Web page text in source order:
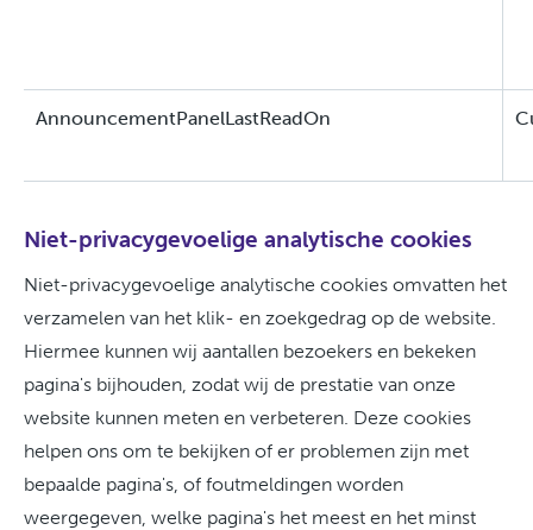
AnnouncementPanelLastReadOn
Niet-privacygevoelige analytische cookies
Niet-privacygevoelige analytische cookies omvatten het
verzamelen van het klik- en zoekgedrag op de website.
Hiermee kunnen wij aantallen bezoekers en bekeken
pagina's bijhouden, zodat wij de prestatie van onze
website kunnen meten en verbeteren. Deze cookies
helpen ons om te bekijken of er problemen zijn met
bepaalde pagina's, of foutmeldingen worden
weergegeven, welke pagina's het meest en het minst